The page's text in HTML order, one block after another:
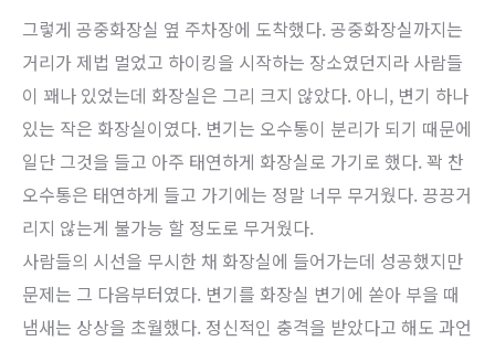
그렇게 공중화장실 옆 주차장에 도착했다. 공중화장실까지는
거리가 제법 멀었고 하이킹을 시작하는 장소였던지라 사람들
이 꽤나 있었는데 화장실은 그리 크지 않았다. 아니, 변기 하나
있는 작은 화장실이였다. 변기는 오수통이 분리가 되기 때문에
일단 그것을 들고 아주 태연하게 화장실로 가기로 했다. 꽉 찬
오수통은 태연하게 들고 가기에는 정말 너무 무거웠다. 끙끙거
리지 않는게 불가능 할 정도로 무거웠다.
사람들의 시선을 무시한 채 화장실에 들어가는데 성공했지만
문제는 그 다음부터였다. 변기를 화장실 변기에 쏟아 부을 때
냄새는 상상을 초월했다. 정신적인 충격을 받았다고 해도 과언